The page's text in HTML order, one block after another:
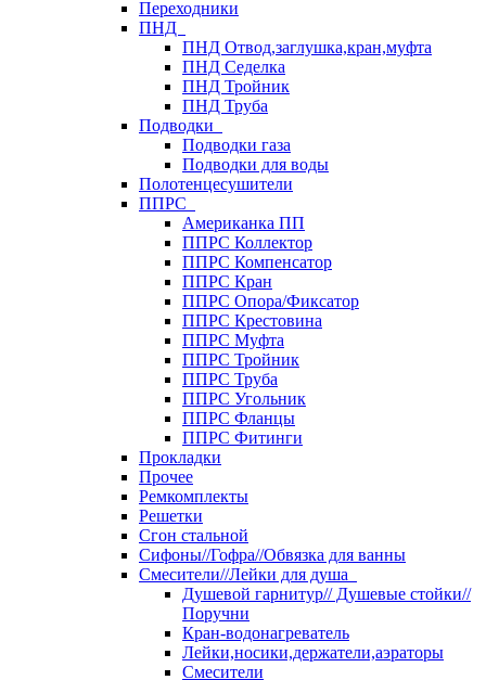
Переходники
ПНД
ПНД Отвод,заглушка,кран,муфта
ПНД Седелка
ПНД Тройник
ПНД Труба
Подводки
Подводки газа
Подводки для воды
Полотенцесушители
ППРС
Американка ПП
ППРС Коллектор
ППРС Компенсатор
ППРС Кран
ППРС Опора/Фиксатор
ППРС Крестовина
ППРС Муфта
ППРС Тройник
ППРС Труба
ППРС Угольник
ППРС Фланцы
ППРС Фитинги
Прокладки
Прочее
Ремкомплекты
Решетки
Сгон стальной
Сифоны//Гофра//Обвязка для ванны
Смесители//Лейки для душа
Душевой гарнитур// Душевые стойки//
Поручни
Кран-водонагреватель
Лейки,носики,держатели,аэраторы
Смесители